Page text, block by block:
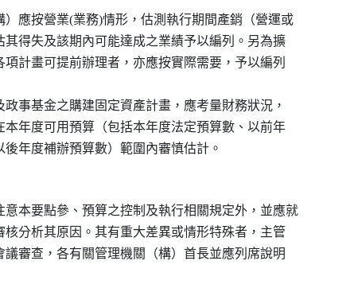
應按營業(業務)情形，估測執行期間產銷（營運或
其得失及該期內可能達成之業績予以編列。另為擴
項計畫可提前辦理者，亦應按實際需要，予以編列
政事基金之購建固定資產計畫，應考量財務狀況，
本年度可用預算（包括本年度法定預算數、以前年
後年度補辦預算數）範圍內審慎估計。
本要點參、預算之控制及執行相關規定外，並應就
核分析其原因。其有重大差異或情形特殊者，主管
議審查，各有關管理機關（構）首長並應列席說明